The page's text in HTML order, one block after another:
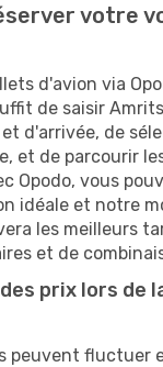
votre
d'avion via
de saisir
d'arrivée, de
et de parcourir
Opodo, vous
idéale et notre
les meilleurs
et de
prix lors de
peuvent fluctuer